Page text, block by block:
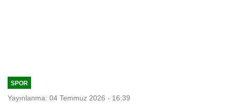
SPOR
Yayınlanma: 04 Temmuz 2026 - 16:39